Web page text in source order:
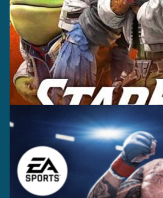
Casting +
Producción
Grabación +
Captura